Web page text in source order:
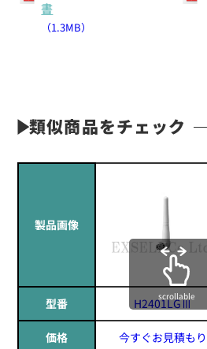
書
（1.3MB）
類似商品をチェック
製品画像
型番 H2401LGⅢ
価格 今すぐお見積もり
scrollable